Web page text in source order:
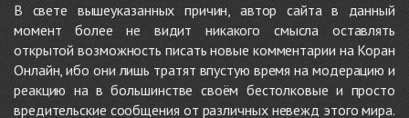
В свете вышеуказанных причин, автор сайта в данный
момент более не видит никакого смысла оставлять
открытой возможность писать новые комментарии на Коран
Онлайн, ибо они лишь тратят впустую время на модерацию и
реакцию на в большинстве своём бестолковые и просто
вредительские сообщения от различных невежд этого мира.